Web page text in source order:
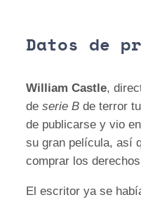
Datos de
William Castle,
deserie B de terror
de publicarse y vio
su gran película, así
comprar los
El escritor ya se